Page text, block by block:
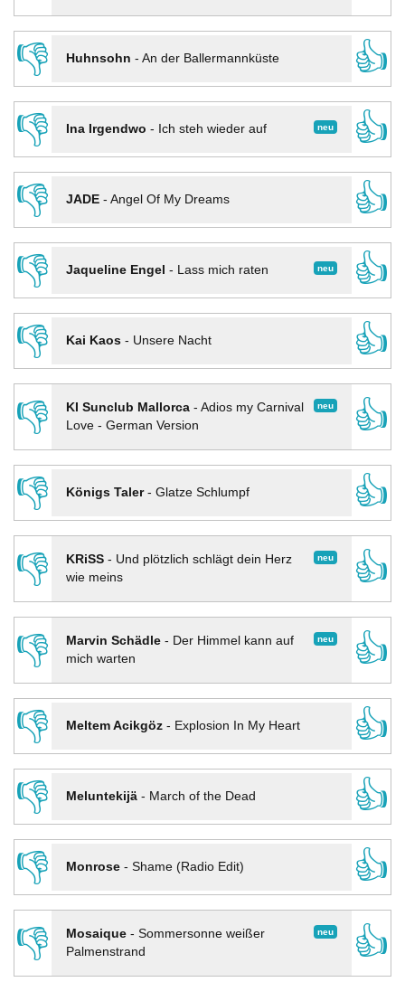
👎
Huhnsohn - An der Ballermannküste
👍
👎
neu
Ina Irgendwo - Ich steh wieder auf
👍
👎
JADE- Angel Of My Dreams
👍
👎
neu
Jaqueline Engel - Lass mich raten
👍
👎
Kai Kaos- Unsere Nacht
👍
👎
neu
KI Sunclub Mallorca- Adios my Carnival
Love - German Version
👍
👎
Königs Taler- Glatze Schlumpf
👍
👎
neu
KRiSS- Und plötzlich schlägt dein Herz
wie meins
👍
👎 neu
Marvin Schädle- Der Himmel kann auf
mich warten
👍
👎
Meltem Acikgöz- Explosion In My Heart
👍
👎
Meluntekijä- March of the Dead
👍
👎
Monrose- Shame (Radio Edit)
👍
👎
neu
Mosaique- Sommersonne weißer
Palmenstrand
👍